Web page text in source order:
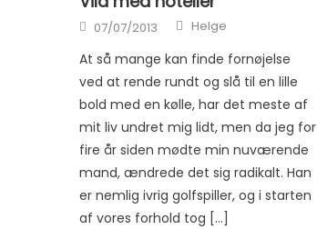
Posted on
07/07/2013 Author
Helge
At så mange kan finde fornøjelse
ved at rende rundt og slå til en lille
bold med en kølle, har det meste af
mit liv undret mig lidt, men da jeg for
fire år siden mødte min nuværende
mand, ændrede det sig radikalt. Han
er nemlig ivrig golfspiller, og i starten
af vores forhold tog […]